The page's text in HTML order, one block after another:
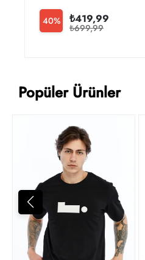
40% ₺419,99
₺699,99
Popüler Ürünler